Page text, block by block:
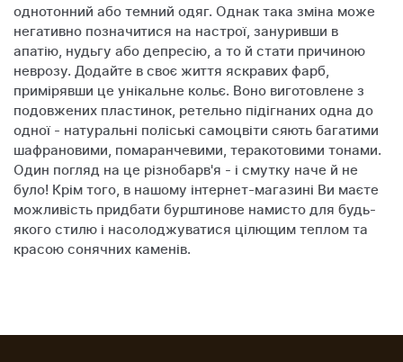
однотонний або темний одяг. Однак така зміна може
негативно позначитися на настрої, зануривши в
апатію, нудьгу або депресію, а то й стати причиною
неврозу. Додайте в своє життя яскравих фарб,
примірявши це унікальне кольє. Воно виготовлене з
подовжених пластинок, ретельно підігнаних одна до
одної - натуральні поліські самоцвіти сяють багатими
шафрановими, помаранчевими, теракотовими тонами.
Один погляд на це різнобарв'я - і смутку наче й не
було! Крім того, в нашому інтернет-магазині Ви маєте
можливість придбати бурштинове намисто для будь-
якого стилю і насолоджуватися цілющим теплом та
красою сонячних каменів.